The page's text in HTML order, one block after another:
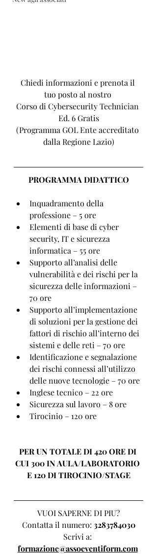
Chiedi informazioni e prenota il
tuo posto al nostro
Corso di Cybersecurity Technician
Ed. 6 Gratis
(Programma GOL Ente accreditato
dalla Regione Lazio)
PROGRAMMA DIDATTICO
Inquadramento della
professione – 5 ore
Elementi di base di cyber
security, IT e sicurezza
informatica – 55 ore
Supporto all’analisi delle
vulnerabilità e dei rischi per la
sicurezza delle informazioni –
70 ore
Supporto all’implementazione
di soluzioni per la gestione dei
fattori di rischio all’interno dei
sistemi e delle reti – 70 ore
Identificazione e segnalazione
dei rischi connessi all’utilizzo
delle nuove tecnologie – 70 ore
Inglese tecnico – 22 ore
Sicurezza sul lavoro – 8 ore
Tirocinio – 120 ore
PER UN TOTALE DI 420 ORE DI
CUI 300 IN AULA/LABORATORIO
E 120 DI TIROCINIO/STAGE
VUOI SAPERNE DI PIU?
Contatta il numero: 3283784030
Scrivi a:
formazione@assoeventiform.com